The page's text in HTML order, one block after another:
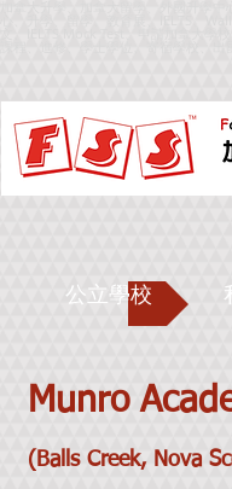
公立學校
Munro
(Balls Creek, Nova